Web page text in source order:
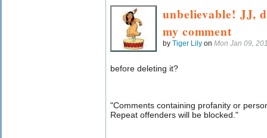
unbelievable! JJ,
my comment
by Tiger Lily on Mon Jan 09,
before deleting it?
"Comments containing profanity or
Repeat offenders will be blocked."